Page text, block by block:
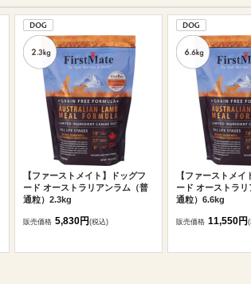
【ファーストメイト】ドッグフ
ード オーストラリアンラム（普
通粒）2.3kg
販売価格 5,830円(税込)
【ファーストメイ
ード オーストラ
通粒）6.6kg
販売価格 11,550円